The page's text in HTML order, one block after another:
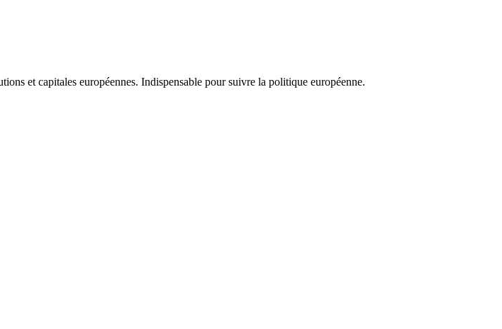
et capitales européennes. Indispensable pour suivre la politique européenne.